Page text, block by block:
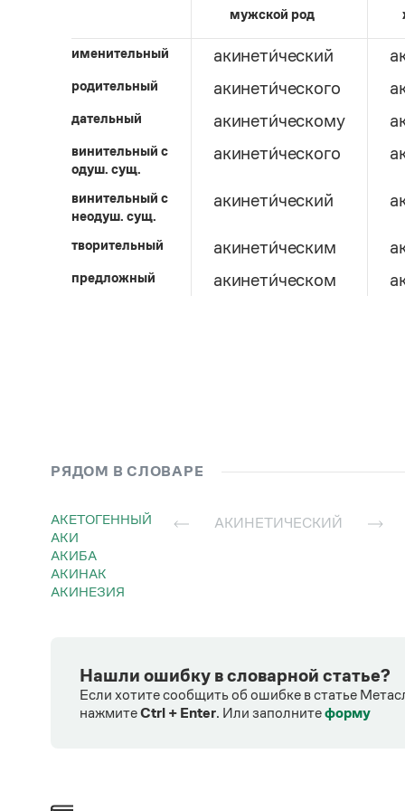
мужской род
именительный акинети́ческий
родительный акинети́ческого
дательный акинети́ческому
винительный c
одуш. сущ.
акинети́ческого
винительный c
неодуш. сущ.
акинети́ческий
творительный акинети́ческим
предложный акинети́ческом
РЯДОМ В СЛОВАРЕ
АКЕТОГЕННЫЙ
АКИ
АКИБА
АКИНАК
АКИНЕЗИЯ
АКИНЕТИЧЕСКИЙ
Нашли ошибку в словарной статье?
Если хотите сообщить об ошибке в статье
нажмитеCtrl + Enter. Или заполнитеформу